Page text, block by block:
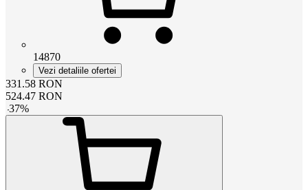
14870
Vezi detaliile ofertei
331.58 RON
524.47 RON
-37%